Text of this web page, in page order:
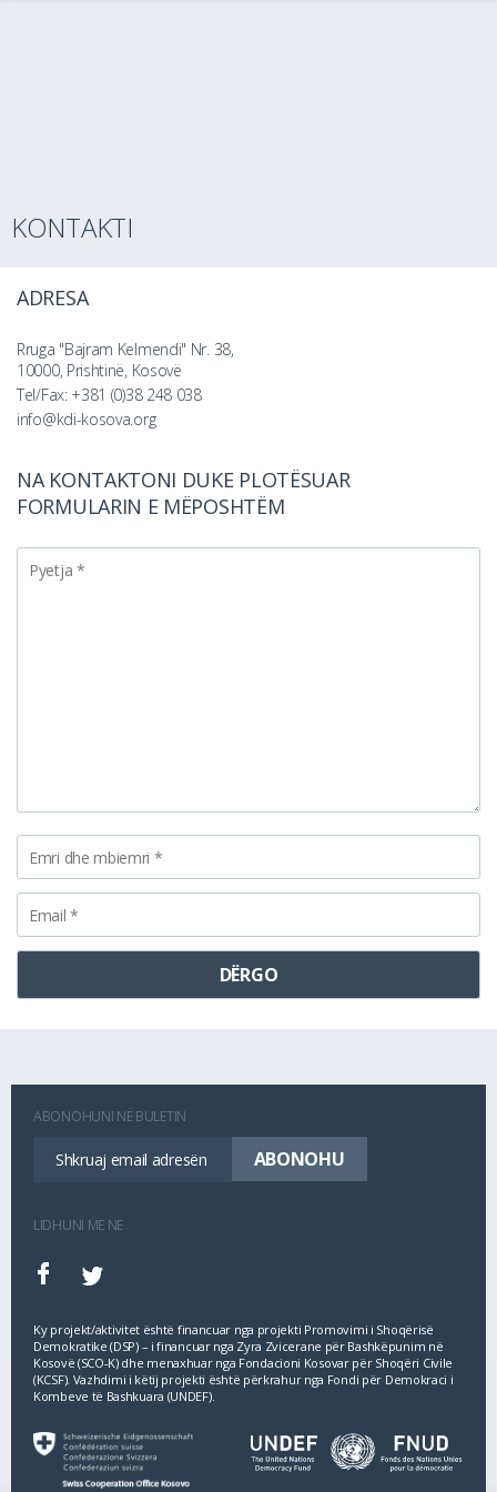
KONTAKTI
ADRESA
Rruga "Bajram Kelmendi" Nr. 38,
10000, Prishtinë, Kosovë
Tel/Fax: +381 (0)38 248 038
info@kdi-kosova.org
NA KONTAKTONI DUKE PLOTËSUAR
FORMULARIN E MËPOSHTËM
ABONOHUNI NË BULETIN
LIDHUNI ME NE
Ky projekt/aktivitet është financuar nga projekti Promovimi i Shoqërisë
Demokratike (DSP) – i financuar nga Zyra Zvicerane për Bashkëpunim në
Kosovë (SCO‐K) dhe menaxhuar nga Fondacioni Kosovar për Shoqëri Civile
(KCSF). Vazhdimi i këtij projekti është përkrahur nga Fondi për Demokraci i
Kombeve të Bashkuara (UNDEF).